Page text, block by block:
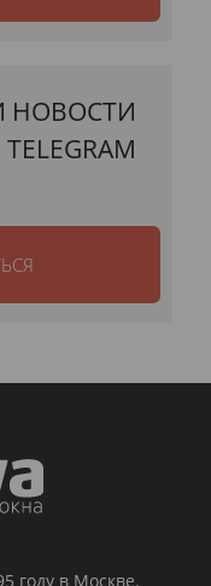
НОВОСТИ
TELEGRAM
году в Москве.